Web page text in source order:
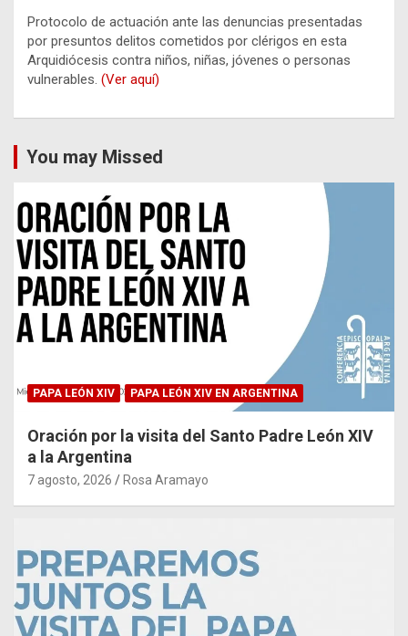
Protocolo de actuación ante las denuncias presentadas
por presuntos delitos cometidos por clérigos en esta
Arquidiócesis contra niños, niñas, jóvenes o personas
vulnerables. (Ver aquí)
You may Missed
PAPA LEÓN XIV PAPA LEÓN XIV EN ARGENTINA
Oración por la visita del Santo Padre León XIV
a la Argentina
7 agosto, 2026 Rosa Aramayo